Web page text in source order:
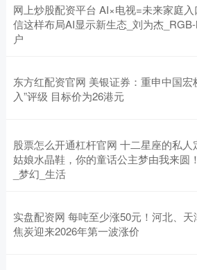
网上炒股配资平台 AI×电视=未来家庭
信这样布局AI显示新生态_刘为杰
户
东方红配资官网 美银证券：重申中国宏
入”评级 目标价为26港元
股票怎么开通杠杆官网 十二星座的私人
姑娘水晶鞋，你的童话公主梦由我来圆
_梦幻_生活
实盘配资网 每吨至少涨50元！河北、天
焦炭迎来2026年第一波涨价